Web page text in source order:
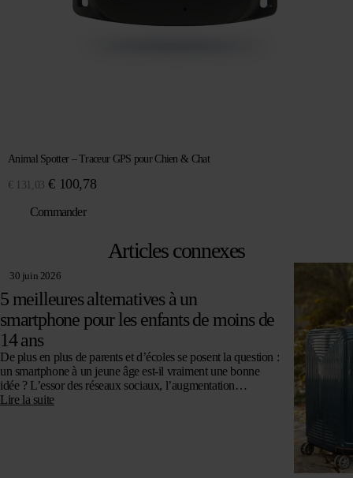
Animal Spotter – Traceur GPS pour Chien & Chat
€ 131,03 Le
initial
€ 100,78Le
€ 100,78.
Commander
Articles connexes
30 juin 2026
5 meilleures alternatives à un
smartphone pour les enfants de moins de
14 ans
De plus en plus de parents et d’écoles se posent la question :
un smartphone à un jeune âge est-il vraiment une bonne
idée ? L’essor des réseaux sociaux, l’augmentation…
Lire la suite